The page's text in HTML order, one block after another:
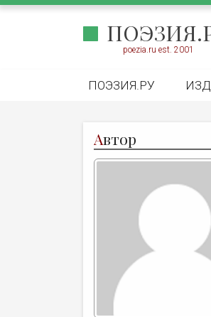
poezia.ru est. 2001
ПОЭЗИЯ.РУ
Автор